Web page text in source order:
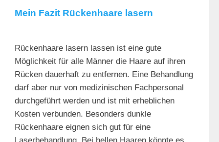
Mein Fazit Rückenhaare lasern
Rückenhaare lasern lassen ist eine gute
Möglichkeit für alle Männer die Haare auf ihren
Rücken dauerhaft zu entfernen. Eine Behandlung
darf aber nur von medizinischen Fachpersonal
durchgeführt werden und ist mit erheblichen
Kosten verbunden. Besonders dunkle
Rückenhaare eignen sich gut für eine